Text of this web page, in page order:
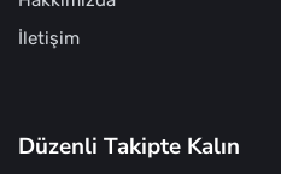
İletişim
Düzenli Takipte Kalın